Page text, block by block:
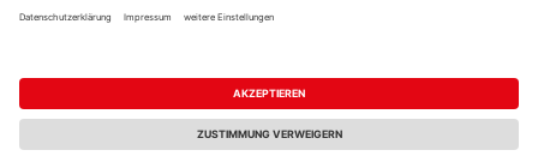
Impressum AGB Widerruf
Datenschutz
Reservierungsbedingungen
Vertrag widerrufen